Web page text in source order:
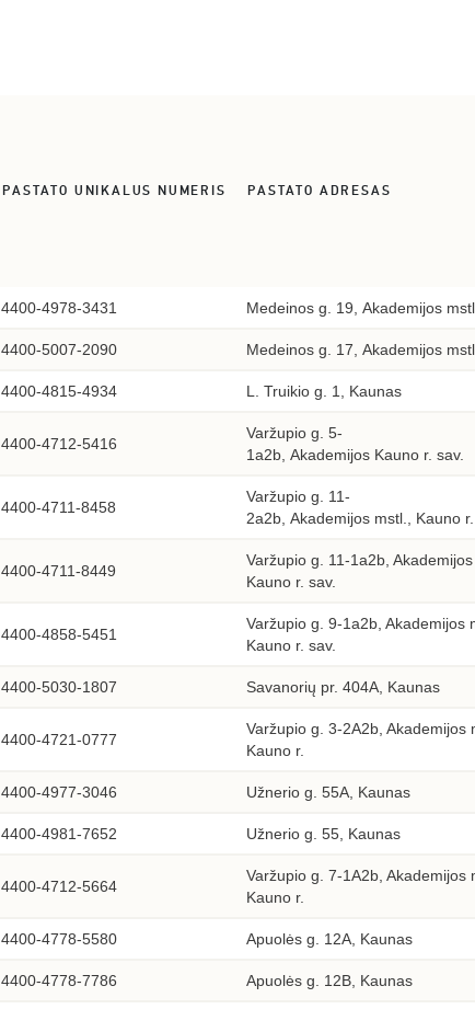
PASTATO UNIKALUS NUMERIS PASTATO ADRESAS
4400-4978-3431 Medeinos g. 19, Akademijos
4400-5007-2090 Medeinos g. 17, Akademijos
4400-4815-4934 L. Truikio g. 1, Kaunas
4400-4712-5416
Varžupio g. 5-
1a2b, Akademijos Kauno r. sav.
4400-4711-8458
Varžupio g. 11-
2a2b, Akademijos mstl., Kauno r.
4400-4711-8449
Varžupio g. 11-1a2b, Akademijos
Kauno r. sav.
4400-4858-5451
Varžupio g. 9-1a2b, Akademijos
Kauno r. sav.
4400-5030-1807 Savanorių pr. 404A, Kaunas
4400-4721-0777
Varžupio g. 3-2A2b, Akademijos
Kauno r.
4400-4977-3046 Užnerio g. 55A, Kaunas
4400-4981-7652 Užnerio g. 55, Kaunas
4400-4712-5664
Varžupio g. 7-1A2b, Akademijos
Kauno r.
4400-4778-5580 Apuolės g. 12A, Kaunas
4400-4778-7786 Apuolės g. 12B, Kaunas